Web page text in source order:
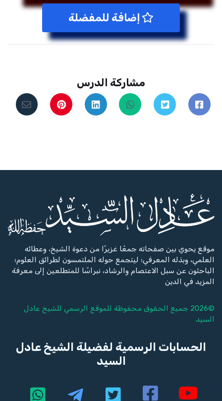
إضافة للمفضلة
مشاركة الدرس
موقع يحوي بين صفحاته جمعًا غزيرًا من دعوة الشيخ، وعطائه
العلمي، وبذله المعرفي؛ ليتجمع حوله الملتمسون لطرائق العلوم؛
الباحثون عن سبل الاعتصام والرشاد، نبراسًا للمتطلعين إلى معرفة
المزيد في الدين
©2026 جميع الحقوق محفوظة للموقع الرسمي للشيخ
عادل
السيد
الحسابات الرسمية لفضيلة الشيخ عادل
السيد